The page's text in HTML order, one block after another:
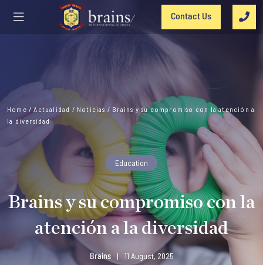
Contact Us
Home /Actualidad /Noticias / Brains y su compromiso con la atención a
la diversidad
Education
Brains y su compromiso con la
atención a la diversidad
Brains | 11 August, 2025